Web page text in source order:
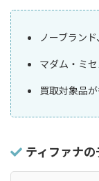
ノーブラン
マダム・ミ
買取対象品
ティファナ